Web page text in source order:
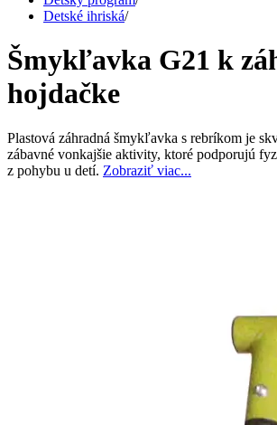
Detské ihriská/
Šmykľavka G21 k
hojdačke
Plastová záhradná šmykľavka s rebríkom je
zábavné vonkajšie aktivity, ktoré podporujú
z pohybu u detí. Zobraziť viac...